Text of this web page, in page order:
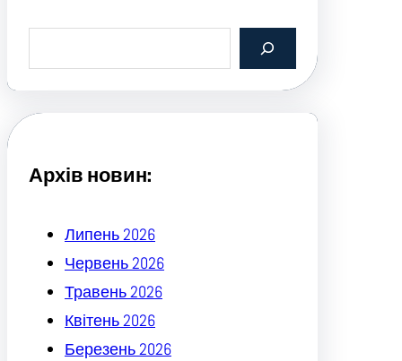
a
c
Архів новин:
Липень 2026
Червень 2026
Травень 2026
Квітень 2026
Березень 2026